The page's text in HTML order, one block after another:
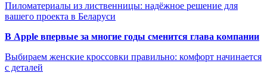
Пиломатериалы из лиственницы: надёжное решение для
вашего проекта в Беларуси
В Apple впервые за многие годы сменится глава компании
Выбираем женские кроссовки правильно: комфорт начинается
с деталей